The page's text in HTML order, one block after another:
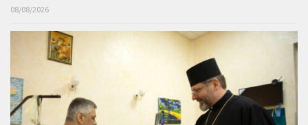
08/08/2026